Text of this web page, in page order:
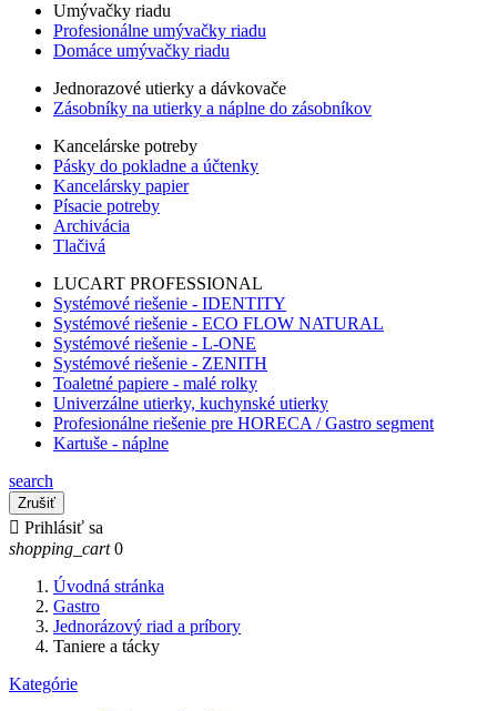
Umývačky riadu
Profesionálne umývačky riadu
Domáce umývačky riadu
Jednorazové utierky a dávkovače
Zásobníky na utierky a náplne do zásobníkov
Kancelárske potreby
Pásky do pokladne a účtenky
Kancelársky papier
Písacie potreby
Archivácia
Tlačivá
LUCART PROFESSIONAL
Systémové riešenie - IDENTITY
Systémové riešenie - ECO FLOW NATURAL
Systémové riešenie - L-ONE
Systémové riešenie - ZENITH
Toaletné papiere - malé rolky
Univerzálne utierky, kuchynské utierky
Profesionálne riešenie pre HORECA / Gastro segment
Kartuše - náplne
search
Zrušiť
 Prihlásiť sa
shopping_cart 0
Úvodná stránka
Gastro
Jednorázový riad a príbory
Taniere a tácky
Kategórie